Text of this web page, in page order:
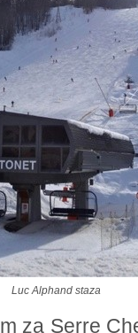
Luc Alphand staza
za Serre